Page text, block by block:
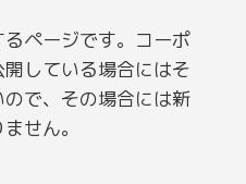
ページです。コーポ
している場合にはそ
で、その場合には新
せん。